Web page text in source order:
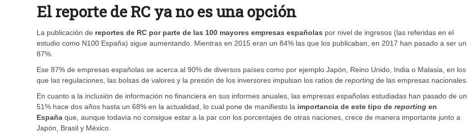
El reporte de RC ya no es una opción
La publicación de reportes de RC por parte de las 100 mayores empresas españolas por nivel de ingresos (las referidas en el
estudio como N100 España) sigue aumentando. Mientras en 2015 eran un 84% las que los publicaban, en 2017 han pasado a ser un
87%.
Ese 87% de empresas españolas se acerca al 90% de diversos países como por ejemplo Japón, Reino Unido, India o Malasia, en los
que las regulaciones, las bolsas de valores y la presión de los inversores impulsan los ratios de reporting de las empresas nacionales.
En cuanto a la inclusión de información no financiera en sus informes anuales, las empresas españolas estudiadas han pasado de un
51% hace dos años hasta un 68% en la actualidad, lo cual pone de manifiesto la importancia de este tipo de reporting en
España que, aunque todavía no consigue estar a la par con los porcentajes de otras naciones, crece de manera importante junto a
Japón, Brasil y México.